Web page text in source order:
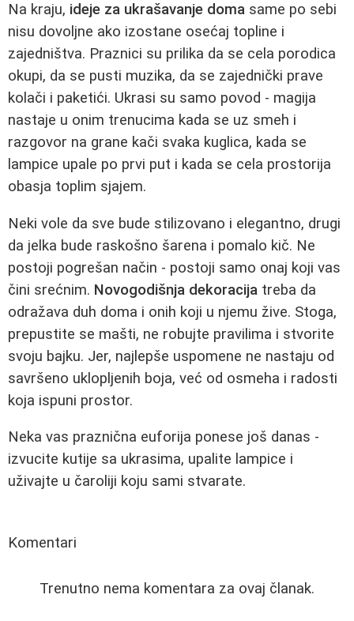
Na kraju, ideje za ukrašavanje doma same po sebi
nisu dovoljne ako izostane osećaj topline i
zajedništva. Praznici su prilika da se cela porodica
okupi, da se pusti muzika, da se zajednički prave
kolači i paketići. Ukrasi su samo povod - magija
nastaje u onim trenucima kada se uz smeh i
razgovor na grane kači svaka kuglica, kada se
lampice upale po prvi put i kada se cela prostorija
obasja toplim sjajem.
Neki vole da sve bude stilizovano i elegantno, drugi
da jelka bude raskošno šarena i pomalo kič. Ne
postoji pogrešan način - postoji samo onaj koji vas
čini srećnim. Novogodišnja dekoracija treba da
odražava duh doma i onih koji u njemu žive. Stoga,
prepustite se mašti, ne robujte pravilima i stvorite
svoju bajku. Jer, najlepše uspomene ne nastaju od
savršeno uklopljenih boja, već od osmeha i radosti
koja ispuni prostor.
Neka vas praznična euforija ponese još danas -
izvucite kutije sa ukrasima, upalite lampice i
uživajte u čaroliji koju sami stvarate.
Komentari
Trenutno nema komentara za ovaj članak.